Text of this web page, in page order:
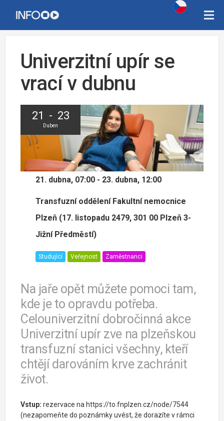
Univerzitní upír se
vrací v dubnu
21 - 23
Duben
21. dubna, 07:00 - 23. dubna, 12:00
Transfuzní oddělení Fakultní nemocnice
Plzeň (17. listopadu 2479, 301 00 Plzeň 3-
Jižní Předměstí)
Studující Veřejnost Zaměstnanci
Na jaře opět můžete pomoci tam,
kde je to opravdu potřeba.
Celouniverzitní dobročinná akce
Univerzitní upír zve na plzeňskou
transfuzní stanici všechny, kteří
chtějí darováním krve zachránit
život.
Vstup: rezervace na https://to.fnplzen.cz/node/7544
(nezapomeňte do poznámky uvést, že dorazíte v rámci